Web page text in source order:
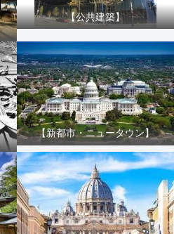
【公共建築】
【新都市・ニュータウン】